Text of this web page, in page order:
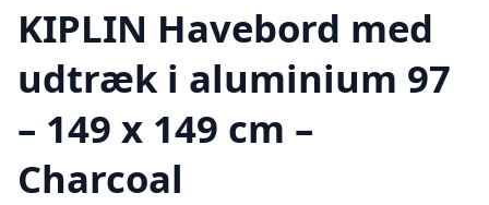
KIPLIN Havebord med
udtræk i aluminium 97
– 149 x 149 cm –
Charcoal